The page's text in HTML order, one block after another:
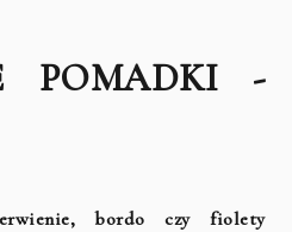
POMADKI -
bordo czy fiolety